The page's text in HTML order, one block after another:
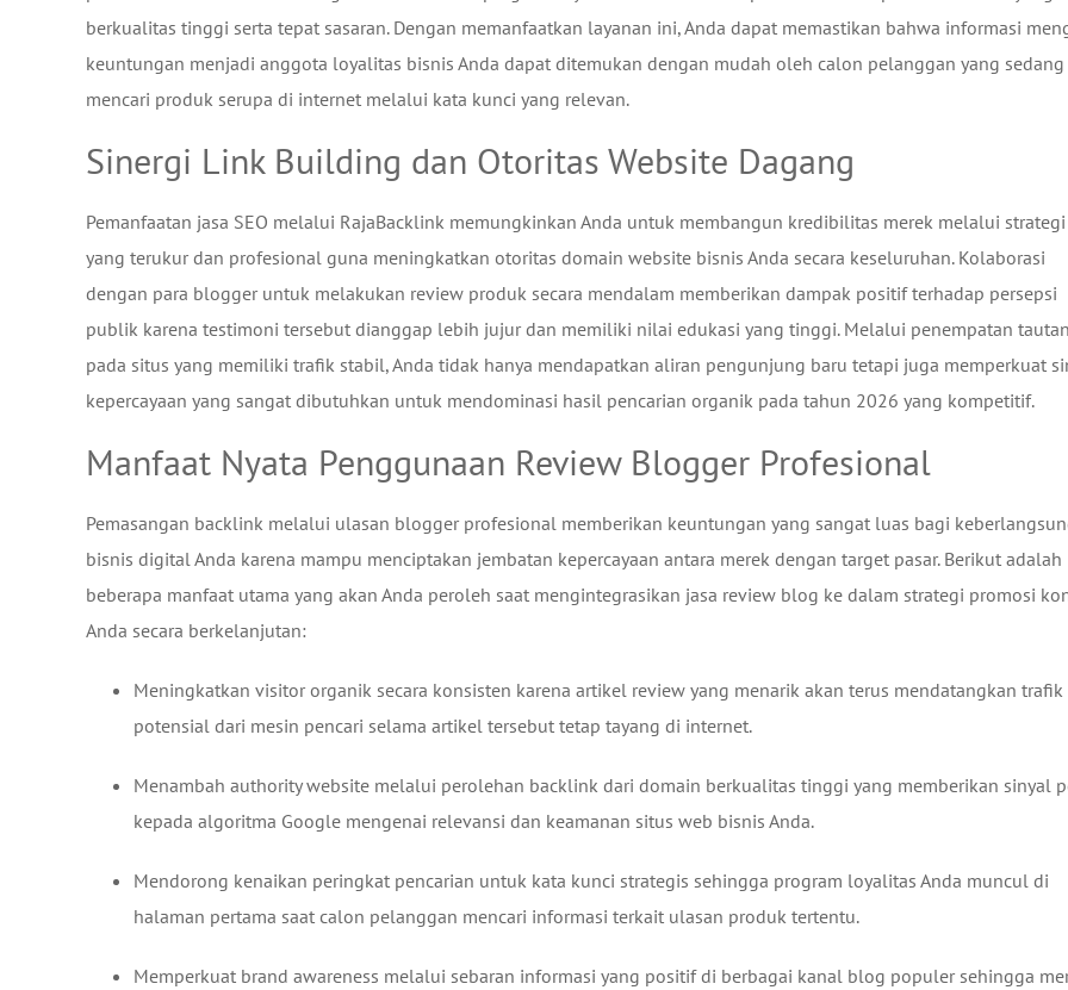
berkualitas tinggi serta tepat sasaran. Dengan memanfaatkan layanan ini, Anda dapat memastikan bahwa informasi
keuntungan menjadi anggota loyalitas bisnis Anda dapat ditemukan dengan mudah oleh calon pelanggan yang sedang
mencari produk serupa di internet melalui kata kunci yang relevan.
Sinergi Link Building dan Otoritas Website Dagang
Pemanfaatan jasa SEO melalui RajaBacklink memungkinkan Anda untuk membangun kredibilitas merek melalui
yang terukur dan profesional guna meningkatkan otoritas domain website bisnis Anda secara keseluruhan. Kolaborasi
dengan para blogger untuk melakukan review produk secara mendalam memberikan dampak positif terhadap persepsi
publik karena testimoni tersebut dianggap lebih jujur dan memiliki nilai edukasi yang tinggi. Melalui penempatan tautan
pada situs yang memiliki trafik stabil, Anda tidak hanya mendapatkan aliran pengunjung baru tetapi juga memperkuat
kepercayaan yang sangat dibutuhkan untuk mendominasi hasil pencarian organik pada tahun 2026 yang kompetitif.
Manfaat Nyata Penggunaan Review Blogger Profesional
Pemasangan backlink melalui ulasan blogger profesional memberikan keuntungan yang sangat luas bagi
bisnis digital Anda karena mampu menciptakan jembatan kepercayaan antara merek dengan target pasar. Berikut adalah
beberapa manfaat utama yang akan Anda peroleh saat mengintegrasikan jasa review blog ke dalam strategi promosi
Anda secara berkelanjutan:
Meningkatkan visitor organik secara konsisten karena artikel review yang menarik akan terus mendatangkan trafik
potensial dari mesin pencari selama artikel tersebut tetap tayang di internet.
Menambah authority website melalui perolehan backlink dari domain berkualitas tinggi yang memberikan sinyal
kepada algoritma Google mengenai relevansi dan keamanan situs web bisnis Anda.
Mendorong kenaikan peringkat pencarian untuk kata kunci strategis sehingga program loyalitas Anda muncul di
halaman pertama saat calon pelanggan mencari informasi terkait ulasan produk tertentu.
Memperkuat brand awareness melalui sebaran informasi yang positif di berbagai kanal blog populer sehingga